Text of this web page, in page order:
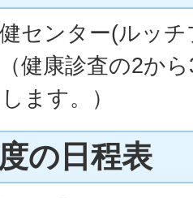
センター(ルッ
健康診査の2か
ます。）
の日程表